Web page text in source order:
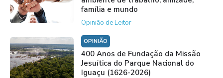
família e mundo
Opinião de Leitor
OPINIÃO
400 Anos de Fundação da Missão
Jesuítica do Parque Nacional do
Iguaçu (1626-2026)